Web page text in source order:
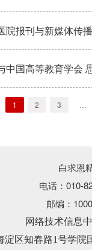
院报刊与新媒体传
1 2 3
白求恩
电话：010-
邮编：
网络技术信息
区知春路1号学院